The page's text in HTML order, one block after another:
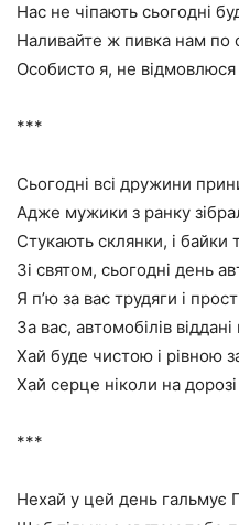
Нас не чіпають сьогодні
Наливайте ж пивка нам по
Особисто я, не відмовлюся
***
Сьогодні всі дружини
Адже мужики з ранку
Стукають склянки, і байки
Зі святом, сьогодні день
Я п’ю за вас трудяги і
За вас, автомобілів
Хай буде чистою і рівною
Хай серце ніколи на
***
Нехай у цей день гальмує